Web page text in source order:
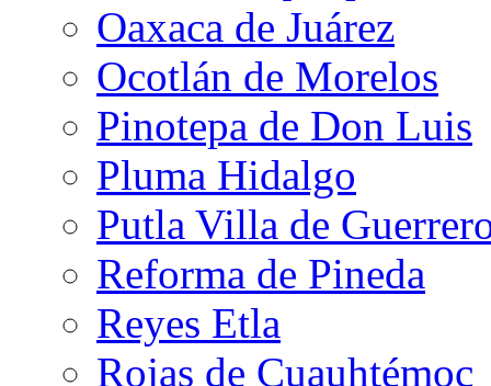
Oaxaca de Juárez
Ocotlán de Morelos
Pinotepa de Don Luis
Pluma Hidalgo
Putla Villa de
Reforma de Pineda
Reyes Etla
Rojas de Cuauhtémoc